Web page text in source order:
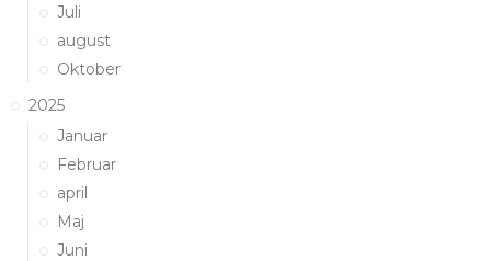
Juli
august
Oktober
2025
Januar
Februar
april
Maj
Juni